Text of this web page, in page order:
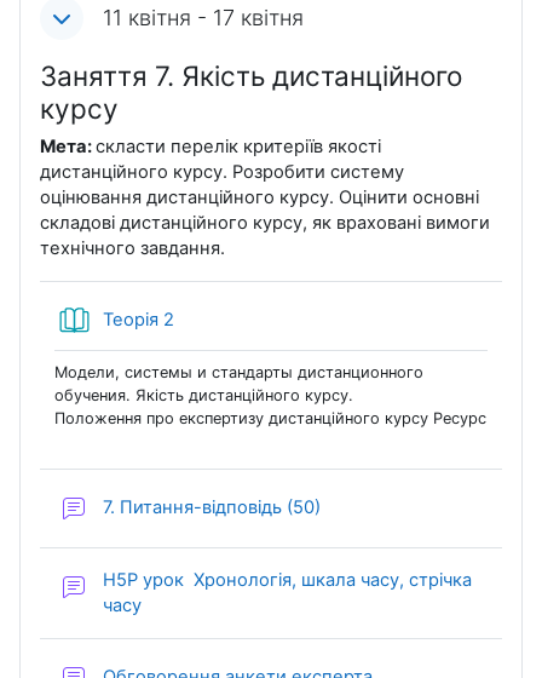
11 квітня - 17 квітня
Заняття 7. Якість дистанційного
курсу
Мета:скласти перелік критеріїв якості
дистанційного курсу. Розробити систему
оцінювання дистанційного курсу. Оцінити основні
складові дистанційного курсу, як враховані вимоги
технічного завдання.
Теорія 2
Модели, системы и стандарты дистанционного
обучения. Якість дистанційного курсу.
Положення про експертизу дистанційного курсу Ресурс
7. Питання-відповідь (50)
H5P урок Хронологія, шкала часу, стрічка
часу